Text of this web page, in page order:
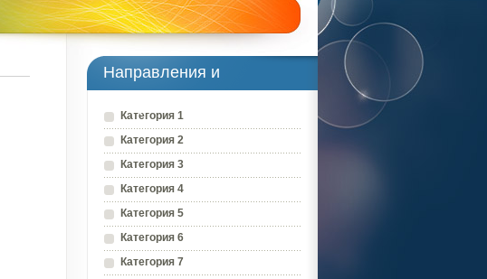
Направления и
Категория 1
Категория 2
Категория 3
Категория 4
Категория 5
Категория 6
Категория 7